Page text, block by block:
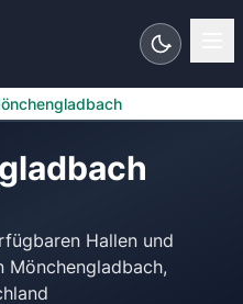
Hallen und
Mönchengladbach,